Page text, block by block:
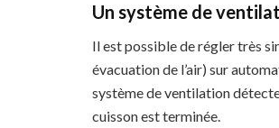
Un système de
Il est possible de régler très
évacuation de l’air) sur
système de ventilation
cuisson est terminée.